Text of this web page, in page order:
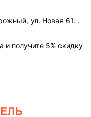
ул. Новая 61. .
и получите 5% скидку